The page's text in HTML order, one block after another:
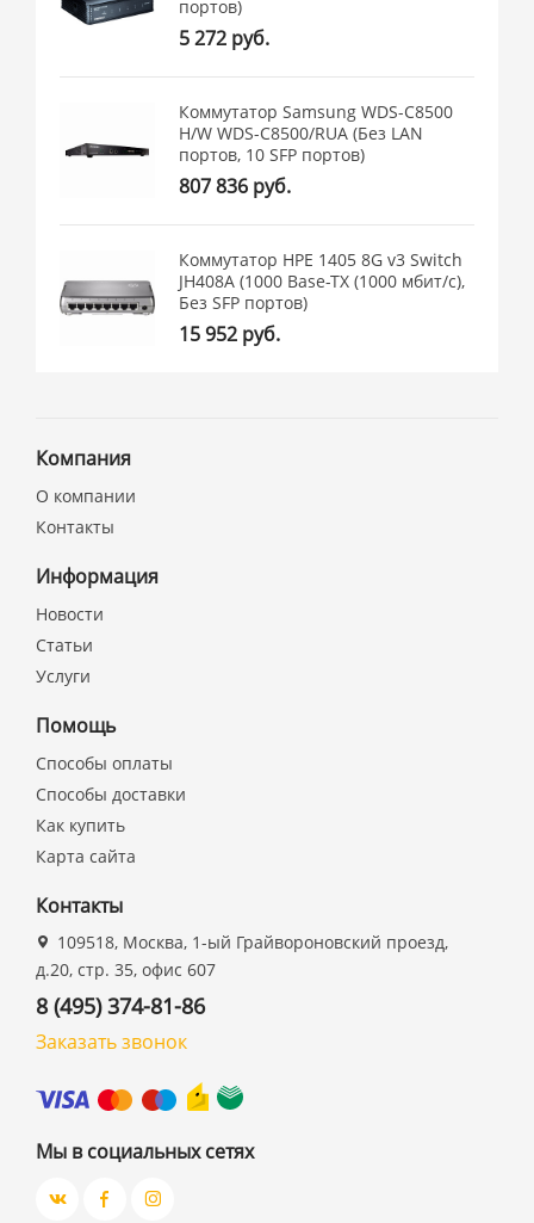
портов)
5 272 руб.
Коммутатор Samsung WDS-C8500
H/W WDS-C8500/RUA (Без LAN
портов, 10 SFP портов)
807 836 руб.
Коммутатор HPE 1405 8G v3 Switch
JH408A (1000 Base-TX (1000 мбит/с),
Без SFP портов)
15 952 руб.
Компания
О компании
Контакты
Информация
Новости
Статьи
Услуги
Помощь
Способы оплаты
Способы доставки
Как купить
Карта сайта
Контакты
109518, Москва, 1-ый Грайвороновский проезд,
д.20, стр. 35, офис 607
8 (495) 374-81-86
Заказать звонок
Мы в социальных сетях